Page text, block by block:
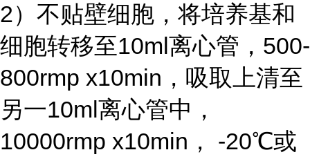
2）不贴壁细胞，将培养基和
细胞转移至10ml离心管，500-
800rmp x10min，吸取上清至
另一10ml离心管中，
10000rmp x10min， -20℃或